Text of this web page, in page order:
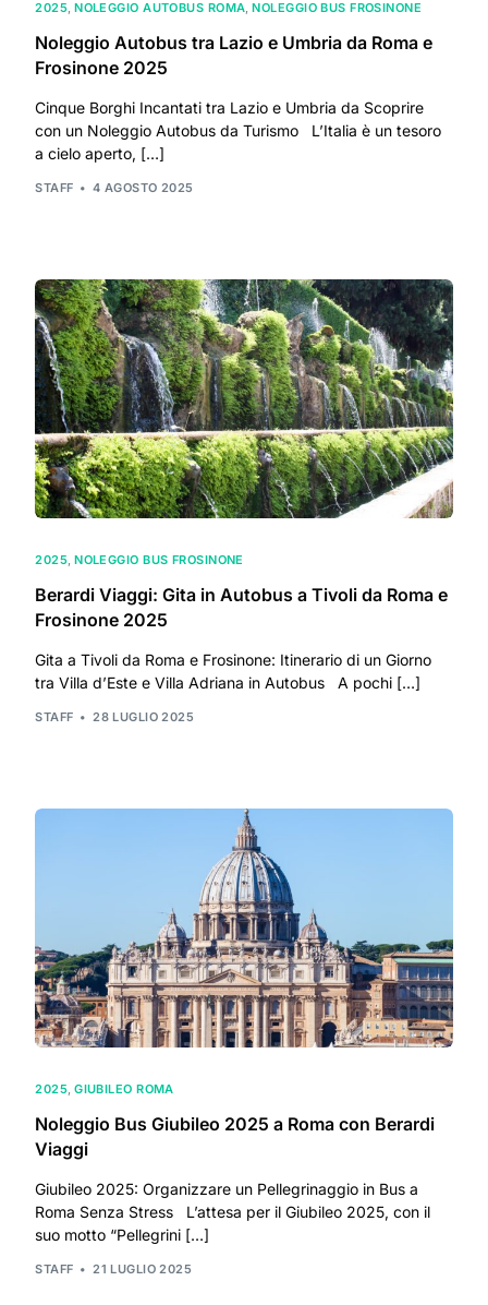
2025,NOLEGGIO AUTOBUS ROMA,NOLEGGIO BUS FROSINONE
Noleggio Autobus tra Lazio e Umbria da Roma e
Frosinone 2025
Cinque Borghi Incantati tra Lazio e Umbria da Scoprire
con un Noleggio Autobus da Turismo L’Italia è un tesoro
a cielo aperto, […]
STAFF 4 AGOSTO 2025
2025 ,NOLEGGIO BUS FROSINONE
Berardi Viaggi: Gita in Autobus a Tivoli da Roma e
Frosinone 2025
Gita a Tivoli da Roma e Frosinone: Itinerario di un Giorno
tra Villa d’Este e Villa Adriana in Autobus A pochi […]
STAFF 28 LUGLIO 2025
2025 ,GIUBILEO ROMA
Noleggio Bus Giubileo 2025 a Roma con Berardi
Viaggi
Giubileo 2025: Organizzare un Pellegrinaggio in Bus a
Roma Senza Stress L’attesa per il Giubileo 2025, con il
suo motto “Pellegrini […]
STAFF 21 LUGLIO 2025